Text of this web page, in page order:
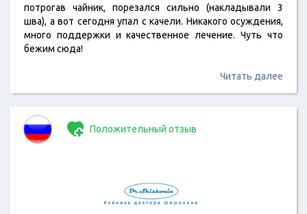
потрогав чайник, порезался сильно (накладывали 3
шва), а вот сегодня упал с качели. Никакого осуждения,
много поддержки и качественное лечение. Чуть что
бежим сюда!
Читать далее
Положительный отзыв